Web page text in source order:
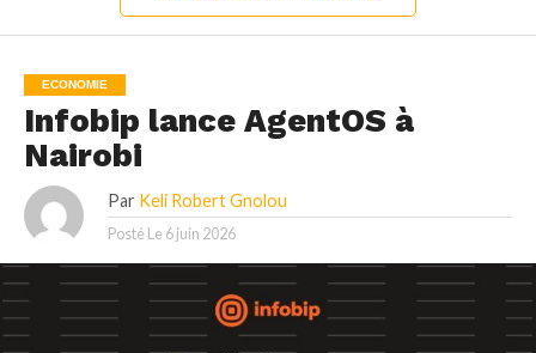
ECONOMIE
Infobip lance AgentOS à
Nairobi
Par Keli Robert Gnolou
Posté Le 6 juin 2026